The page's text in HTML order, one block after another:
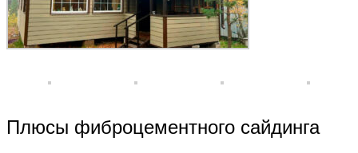
Плюсы фиброцементного сайдинга